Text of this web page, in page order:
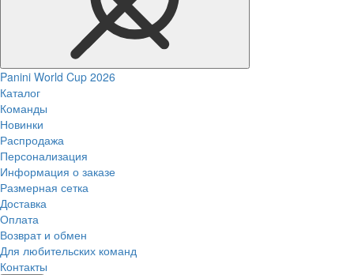
Panini World Cup 2026
Каталог
Команды
Новинки
Распродажа
Персонализация
Информация о заказе
Размерная сетка
Доставка
Оплата
Возврат и обмен
Для любительских команд
Контакты